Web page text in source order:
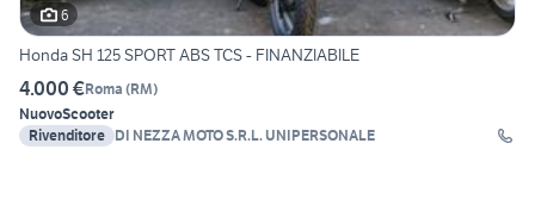
6
Honda SH 125 SPORT ABS TCS - FINANZIABILE
4.000 €Roma (RM)
NuovoScooter
Rivenditore DI NEZZA MOTO S.R.L. UNIPERSONALE